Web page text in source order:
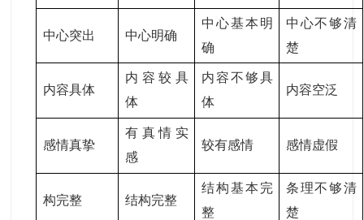
中心突出 中心明确
中心基本明
确
中心不够清
楚
内容具体
内容较具
体
内容不够具
体
内容空泛
感情真挚
有真情实
感
较有感情 感情虚假
构完整 结构完整
结构基本完
整
条理不够清
楚